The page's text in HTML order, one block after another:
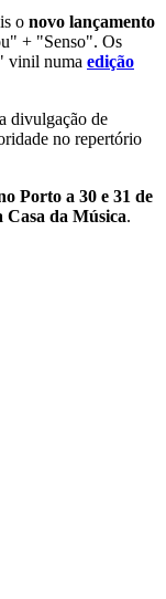
o novo lançamento
+ "Senso". Os
vinil numa edição
divulgação de
no repertório
Porto a 30 e 31 de
da Música.